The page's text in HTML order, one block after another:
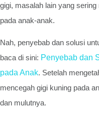
gigi, masalah lain yang
pada anak-anak.
Nah, penyebab dan solusi
baca di sini: Penyebab dan
pada Anak. Setelah
mencegah gigi kuning pada
dan mulutnya.